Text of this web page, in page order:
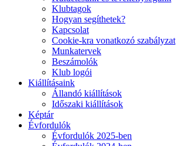
Klubtagok
Hogyan segíthetek?
Kapcsolat
Cookie-kra vonatkozó szabályzat
Munkatervek
Beszámolók
Klub logói
Kiállításaink
Állandó kiállítások
Időszaki kiállítások
Képtár
Évfordulók
Évfordulók 2025-ben